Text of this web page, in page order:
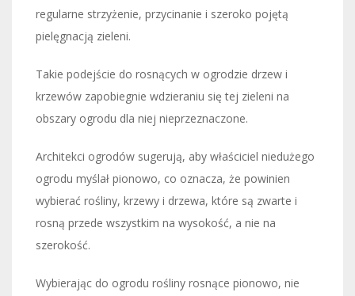
regularne strzyżenie, przycinanie i szeroko pojętą
pielęgnacją zieleni.
Takie podejście do rosnących w ogrodzie drzew i
krzewów zapobiegnie wdzieraniu się tej zieleni na
obszary ogrodu dla niej nieprzeznaczone.
Architekci ogrodów sugerują, aby właściciel niedużego
ogrodu myślał pionowo, co oznacza, że powinien
wybierać rośliny, krzewy i drzewa, które są zwarte i
rosną przede wszystkim na wysokość, a nie na
szerokość.
Wybierając do ogrodu rośliny rosnące pionowo, nie